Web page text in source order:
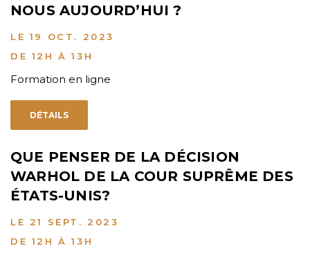
NOUS AUJOURD’HUI ?
LE 19 OCT. 2023
DE 12H À 13H
Formation en ligne
DÉTAILS
QUE PENSER DE LA DÉCISION
WARHOL DE LA COUR SUPRÊME DES
ÉTATS-UNIS?
LE 21 SEPT. 2023
DE 12H À 13H